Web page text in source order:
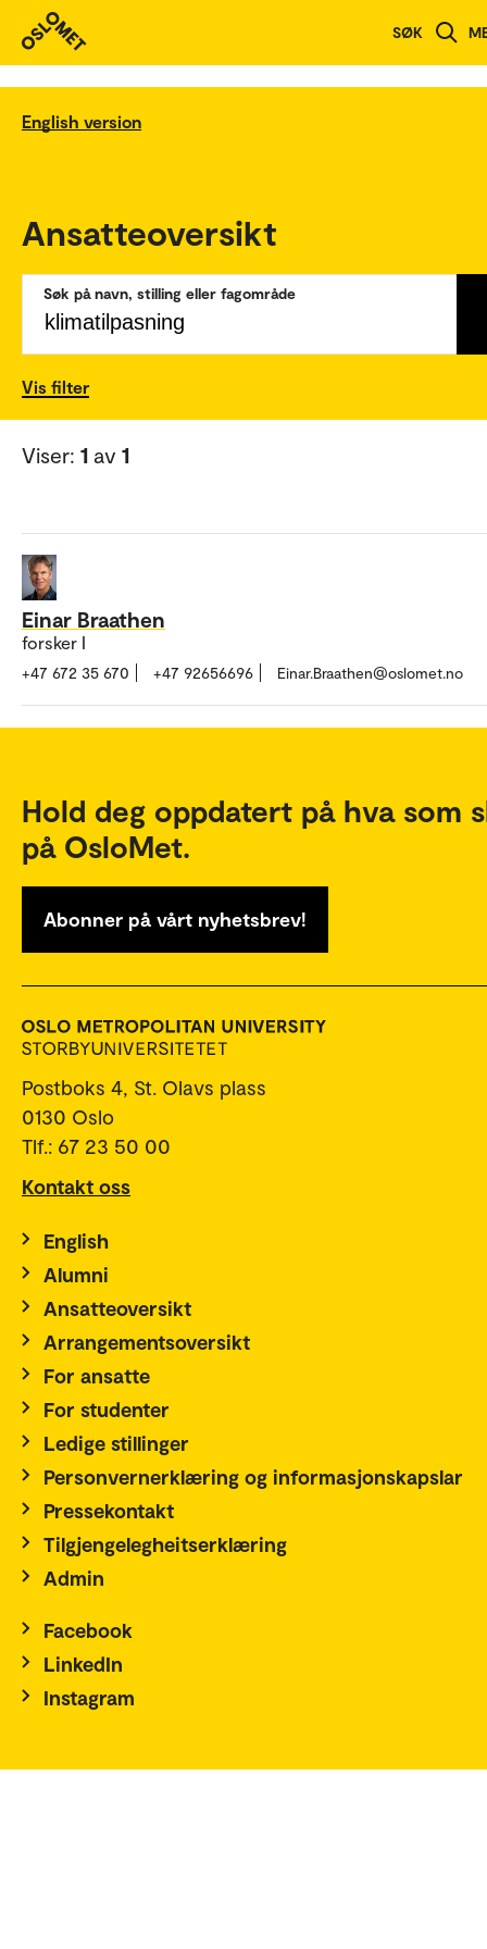
SØK
English version
Ansatteoversikt
Søk på navn, stilling eller fagområde
Vis filter
Viser: 1 av 1
Einar Braathen
forsker I
+47 672 35 670 +47 92656696 Einar.Braathen@oslomet.no
Hold deg oppdatert på hva som
på OsloMet.
Abonner på vårt nyhetsbrev!
Postboks 4, St. Olavs plass
0130 Oslo
Tlf.: 67 23 50 00
Kontakt oss
English
Alumni
Ansatteoversikt
Arrangementsoversikt
For ansatte
For studenter
Ledige stillinger
Personvernerklæring og informasjonskapslar
Pressekontakt
Tilgjengelegheitserklæring
Admin
Facebook
LinkedIn
Instagram